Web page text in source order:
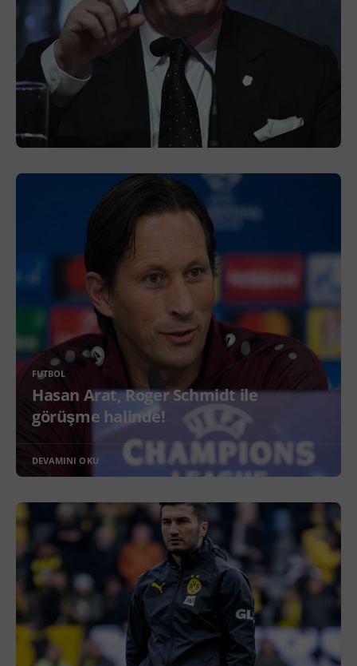
FUTBOL
Hasan Arat, Roger Schmidt ile
görüşme halinde!
DEVAMINI OKU